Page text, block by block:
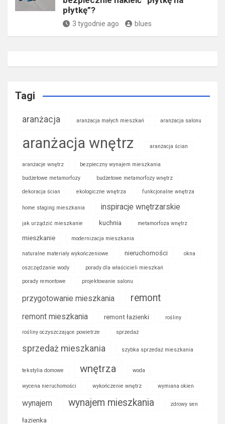
płytkę”?
3 tygodnie ago blues
Tagi
aranżacja aranżacja małych mieszkań aranżacja salonu
aranżacja wnętrz aranżacja ścian
aranżacje wnętrz bezpieczny wynajem mieszkania
budżetowe metamorfozy budżetowe metamorfozy wnętrz
dekoracja ścian ekologiczne wnętrza funkcjonalne wnętrza
home staging mieszkania inspiracje wnętrzarskie
jak urządzić mieszkanie kuchnia metamorfoza wnętrz
mieszkanie modernizacja mieszkania
naturalne materiały wykończeniowe nieruchomości okna
oszczędzanie wody porady dla właścicieli mieszkań
porady remontowe projektowanie salonu
przygotowanie mieszkania remont
remont mieszkania remont łazienki rośliny
rośliny oczyszczające powietrze sprzedaż
sprzedaż mieszkania szybka sprzedaż mieszkania
tekstylia domowe wnętrza woda
wycena nieruchomości wykończenie wnętrz wymiana okien
wynajem wynajem mieszkania zdrowy sen
łazienka